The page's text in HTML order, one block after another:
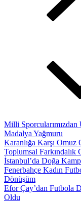
Milli Sporcularımızdan
Madalya Yağmuru
Karanlığa Karşı
Toplumsal Farkındalık
İstanbul’da Doğa
Fenerbahçe Kadın
Dönüşüm
Efor Çay’dan Futbola
Oldu